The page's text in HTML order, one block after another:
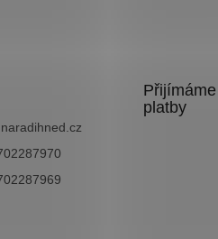
naradihned.cz
platby